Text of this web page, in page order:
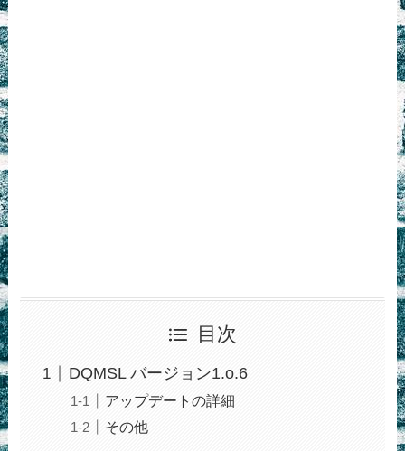
目次
DQMSL バージョン1.o.6
アップデートの詳細
その他